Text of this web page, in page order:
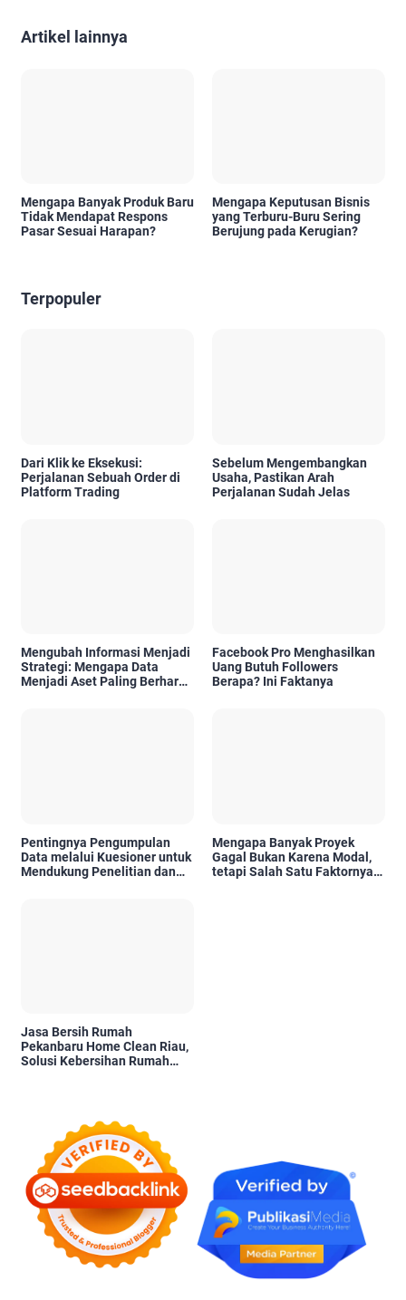
Artikel lainnya
Mengapa Banyak Produk Baru
Tidak Mendapat Respons
Pasar Sesuai Harapan?
Mengapa Keputusan Bisnis
yang Terburu-Buru Sering
Berujung pada Kerugian?
Terpopuler
Dari Klik ke Eksekusi:
Perjalanan Sebuah Order di
Platform Trading
Sebelum Mengembangkan
Usaha, Pastikan Arah
Perjalanan Sudah Jelas
Mengubah Informasi Menjadi
Strategi: Mengapa Data
Menjadi Aset Paling Berharga
Facebook Pro Menghasilkan
Uang Butuh Followers
Berapa? Ini Faktanya
Pentingnya Pengumpulan
Data melalui Kuesioner untuk
Mendukung Penelitian dan
Mengapa Banyak Proyek
Gagal Bukan Karena Modal,
tetapi Salah Satu Faktornya
Jasa Bersih Rumah
Pekanbaru Home Clean Riau,
Solusi Kebersihan Rumah